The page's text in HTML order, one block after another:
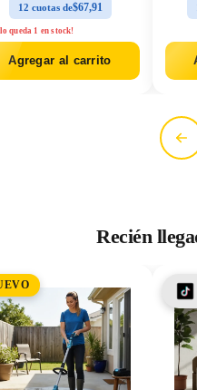
12 cuotas de$2.558,33
Agregar al carrito
Recién